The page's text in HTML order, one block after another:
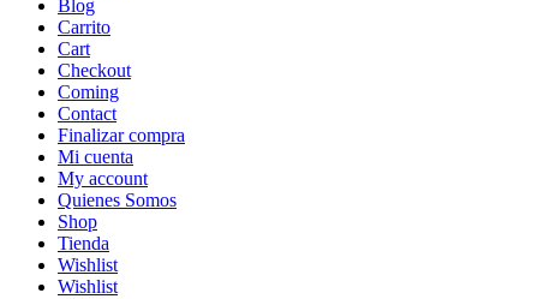
Blog
Carrito
Cart
Checkout
Coming
Contact
Finalizar compra
Mi cuenta
My account
Quienes Somos
Shop
Tienda
Wishlist
Wishlist